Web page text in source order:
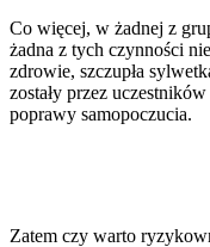
Co więcej, w żadnej z
żadna z tych czynności
zdrowie, szczupła
zostały przez
poprawy samopoczucia.
Zatem czy warto